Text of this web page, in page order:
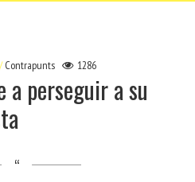
Contrapunts 1286
perseguir a su